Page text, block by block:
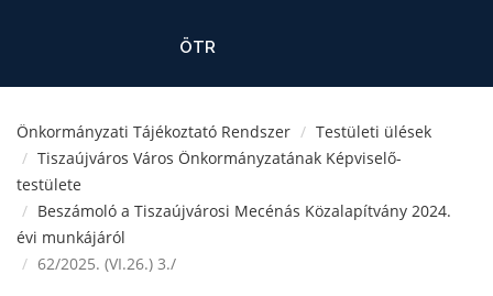
ÖTR
Önkormányzati Tájékoztató Rendszer
Testületi ülések
Tiszaújváros Város Önkormányzatának Képviselő-
testülete
Beszámoló a Tiszaújvárosi Mecénás Közalapítvány 2024.
évi munkájáról
62/2025. (VI.26.) 3./